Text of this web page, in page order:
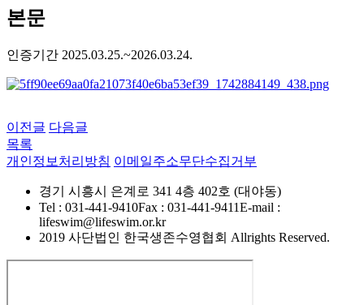
본문
인증기간 2025.03.25.~2026.03.24.
이전글 다음글
목록
개인정보처리방침 이메일주소무단수집거부
경기 시흥시 은계로 341 4층 402호 (대야동)
Tel : 031-441-9410Fax : 031-441-9411E-mail :
lifeswim@lifeswim.or.kr
2019 사단법인 한국생존수영협회 Allrights Reserved.